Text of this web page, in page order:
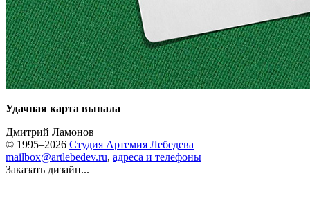
Удачная карта выпала
Дмитрий Ламонов
© 1995–2026 Студия Артемия Лебедева
mailbox@artlebedev.ru, адреса и телефоны
Заказать дизайн...